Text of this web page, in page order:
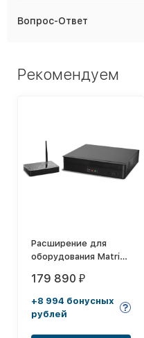
Вопрос-Ответ
Рекомендуем
Расширение для
оборудования Matrix
179 890 ₽
+8 994 бонусных
рублей